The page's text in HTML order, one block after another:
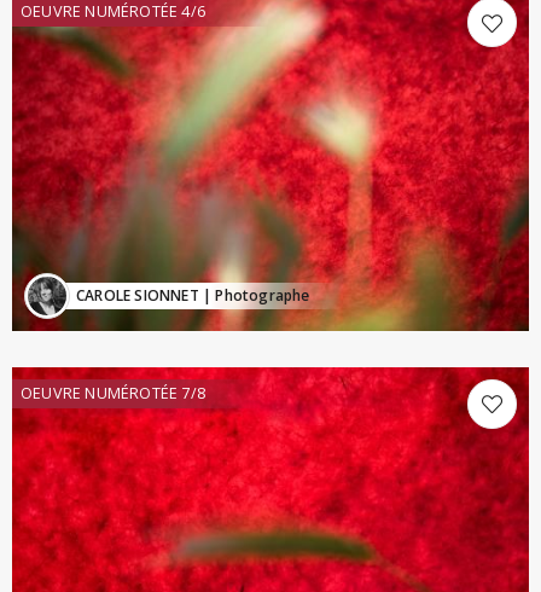
OEUVRE NUMÉROTÉE 4/6
CAROLE SIONNET | Photographe
OEUVRE NUMÉROTÉE 7/8